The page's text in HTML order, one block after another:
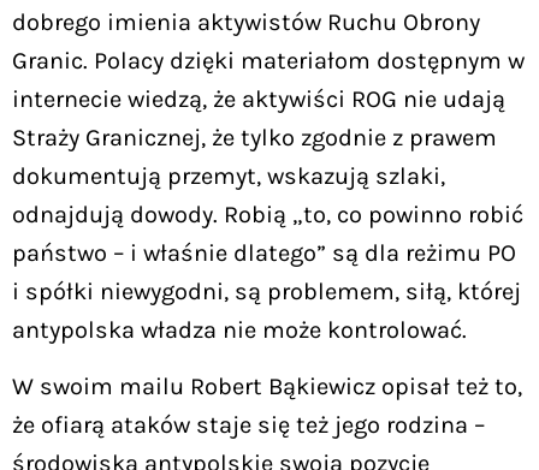
dobrego imienia aktywistów Ruchu Obrony
Granic. Polacy dzięki materiałom dostępnym w
internecie wiedzą, że aktywiści ROG nie udają
Straży Granicznej, że tylko zgodnie z prawem
dokumentują przemyt, wskazują szlaki,
odnajdują dowody. Robią „to, co powinno robić
państwo – i właśnie dlatego” są dla reżimu PO
i spółki niewygodni, są problemem, siłą, której
antypolska władza nie może kontrolować.
W swoim mailu Robert Bąkiewicz opisał też to,
że ofiarą ataków staje się też jego rodzina –
środowiska antypolskie swoją pozycję